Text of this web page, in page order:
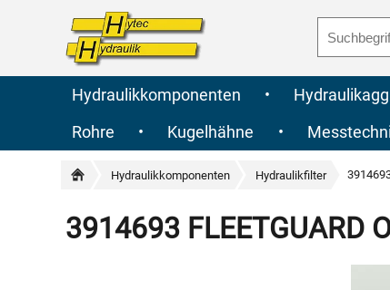
Hydraulikkomponenten •
Rohre
• Kugelhähne •
Hydraulikkomponenten Hydraulikfilter
3914693 FLEETGUARD